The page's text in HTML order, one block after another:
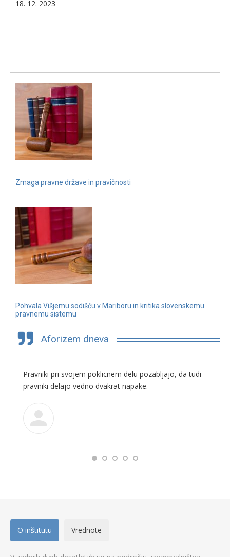
18. 12. 2023
Zmaga pravne države in pravičnosti
Pohvala Višjemu sodišču v Mariboru in kritika slovenskemu
pravnemu sistemu
3. 7. 2019
Aforizem dneva
Pravniki pri svojem poklicnem delu pozabljajo, da tudi
pravniki delajo vedno dvakrat napake.
O inštitutu Vrednote